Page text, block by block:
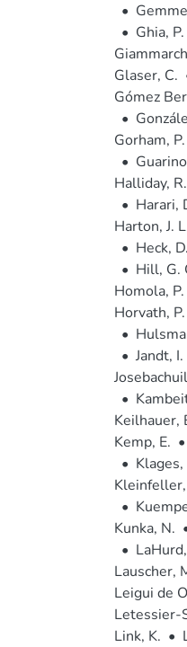
•
• Ghia,
Glaser, C.
Gómez
•
Gorham, P.
•
Halliday, R.
• Harari,
Harton, J.
• Heck, D.
• Hill, G.
Homola, P.
Horvath, P.
•
• Jandt, I.
•
Keilhauer,
Kemp, E. •
• Klages,
Kleinfeller,
•
Kunka, N.
•
Lauscher,
Leigui de
Letessier-
Link, K. •